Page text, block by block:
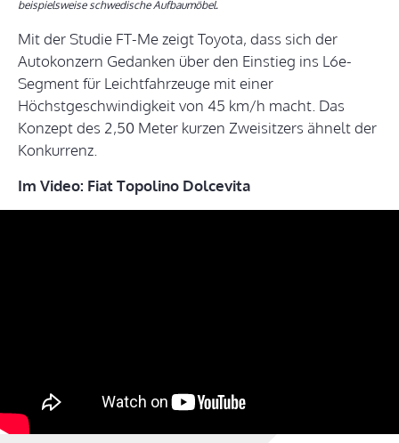
beispielsweise schwedische Aufbaumöbel.
Mit der Studie FT-Me zeigt Toyota, dass sich der
Autokonzern Gedanken über den Einstieg ins L6e-
Segment für Leichtfahrzeuge mit einer
Höchstgeschwindigkeit von 45 km/h macht. Das
Konzept des 2,50 Meter kurzen Zweisitzers ähnelt der
Konkurrenz.
Im Video: Fiat Topolino Dolcevita